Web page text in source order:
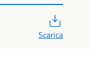
Scarica